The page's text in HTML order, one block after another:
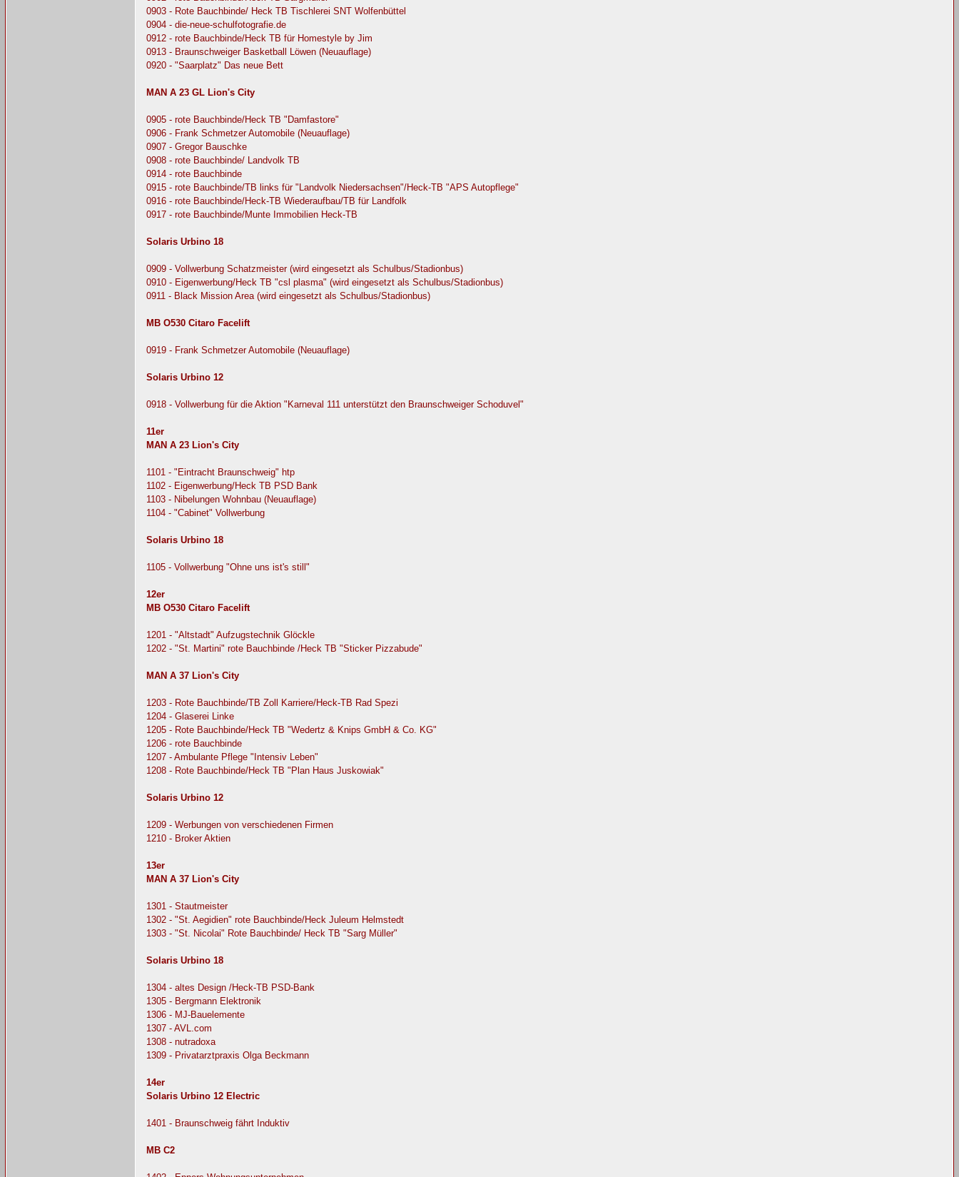
0903 - Rote Bauchbinde/ Heck TB Tischlerei SNT Wolfenbüttel
0904 - die-neue-schulfotografie.de
0912 - rote Bauchbinde/Heck TB für Homestyle by Jim
0913 - Braunschweiger Basketball Löwen (Neuauflage)
0920 - "Saarplatz" Das neue Bett
MAN A 23 GL Lion's City
0905 - rote Bauchbinde/Heck TB "Damfastore"
0906 - Frank Schmetzer Automobile (Neuauflage)
0907 - Gregor Bauschke
0908 - rote Bauchbinde/ Landvolk TB
0914 - rote Bauchbinde
0915 - rote Bauchbinde/TB links für "Landvolk Niedersachsen"/Heck-TB "APS Autopflege"
0916 - rote Bauchbinde/Heck-TB Wiederaufbau/TB für Landfolk
0917 - rote Bauchbinde/Munte Immobilien Heck-TB
Solaris Urbino 18
0909 - Vollwerbung Schatzmeister (wird eingesetzt als Schulbus/Stadionbus)
0910 - Eigenwerbung/Heck TB "csl plasma" (wird eingesetzt als Schulbus/Stadionbus)
0911 - Black Mission Area (wird eingesetzt als Schulbus/Stadionbus)
MB O530 Citaro Facelift
0919 - Frank Schmetzer Automobile (Neuauflage)
Solaris Urbino 12
0918 - Vollwerbung für die Aktion "Karneval 111 unterstützt den Braunschweiger Schoduvel"
11er
MAN A 23 Lion's City
1101 - "Eintracht Braunschweig" htp
1102 - Eigenwerbung/Heck TB PSD Bank
1103 - Nibelungen Wohnbau (Neuauflage)
1104 - "Cabinet" Vollwerbung
Solaris Urbino 18
1105 - Vollwerbung "Ohne uns ist's still"
12er
MB O530 Citaro Facelift
1201 - "Altstadt" Aufzugstechnik Glöckle
1202 - "St. Martini" rote Bauchbinde /Heck TB "Sticker Pizzabude"
MAN A 37 Lion's City
1203 - Rote Bauchbinde/TB Zoll Karriere/Heck-TB Rad Spezi
1204 - Glaserei Linke
1205 - Rote Bauchbinde/Heck TB "Wedertz & Knips GmbH & Co. KG"
1206 - rote Bauchbinde
1207 - Ambulante Pflege "Intensiv Leben"
1208 - Rote Bauchbinde/Heck TB "Plan Haus Juskowiak"
Solaris Urbino 12
1209 - Werbungen von verschiedenen Firmen
1210 - Broker Aktien
13er
MAN A 37 Lion's City
1301 - Stautmeister
1302 - "St. Aegidien" rote Bauchbinde/Heck Juleum Helmstedt
1303 - "St. Nicolai" Rote Bauchbinde/ Heck TB "Sarg Müller"
Solaris Urbino 18
1304 - altes Design /Heck-TB PSD-Bank
1305 - Bergmann Elektronik
1306 - MJ-Bauelemente
1307 - AVL.com
1308 - nutradoxa
1309 - Privatarztpraxis Olga Beckmann
14er
Solaris Urbino 12 Electric
1401 - Braunschweig fährt Induktiv
MB C2